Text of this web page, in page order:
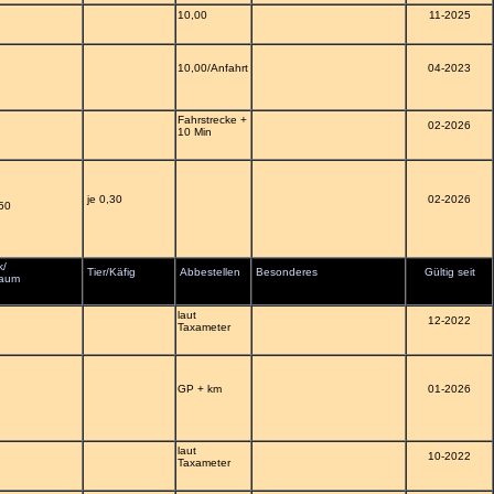
10,00 11-2025
10,00/Anfahrt 04-2023
Fahrstrecke +
10 Min
02-2026
je 0,30 02-2026
Tier/Käfig Abbestellen Besonderes Gültig seit
laut
Taxameter
12-2022
GP + km 01-2026
laut
Taxameter
10-2022